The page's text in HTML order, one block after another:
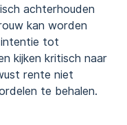
achterhouden
kan worden
intentie tot
kijken kritisch naar
rente niet
te behalen.